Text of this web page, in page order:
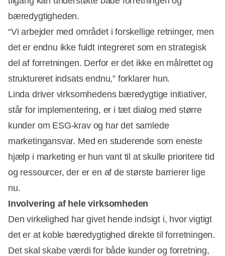
bæredygtigheden.
“Vi arbejder med området i forskellige retninger, men
det er endnu ikke fuldt integreret som en strategisk
del af forretningen. Derfor er det ikke en målrettet og
struktureret indsats endnu,” forklarer hun.
Linda driver virksomhedens bæredygtige initiativer,
står for implementering, er i tæt dialog med større
kunder om ESG-krav og har det samlede
marketingansvar. Med en studerende som eneste
hjælp i marketing er hun vant til at skulle prioritere tid
og ressourcer, der er en af de største barrierer lige
nu.
Involvering af hele virksomheden
Den virkelighed har givet hende indsigt i, hvor vigtigt
det er at koble bæredygtighed direkte til forretningen.
Det skal skabe værdi for både kunder og forretning,